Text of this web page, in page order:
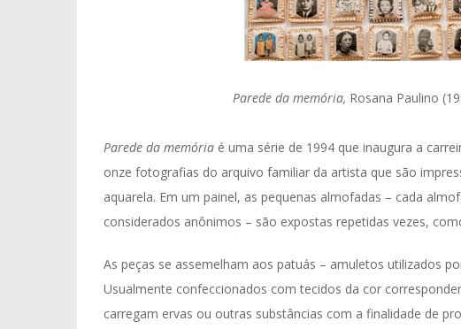
Parede da memória, Rosana Paulino
Parede da memória é uma série de 1994 que inaugura a
onze fotografias do arquivo familiar da artista que são
aquarela. Em um painel, as pequenas almofadas – cada
considerados anônimos – são expostas repetidas vezes,
As peças se assemelham aos patuás – amuletos utilizados
Usualmente confeccionados com tecidos da cor
carregam ervas ou outras substâncias com a finalidade de